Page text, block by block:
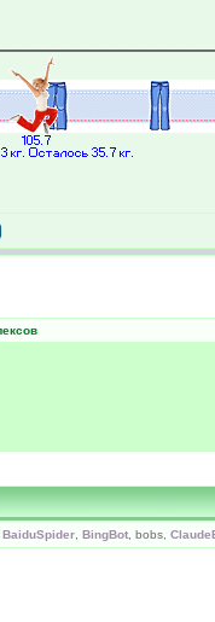
BaiduSpider BingBot , bobs,